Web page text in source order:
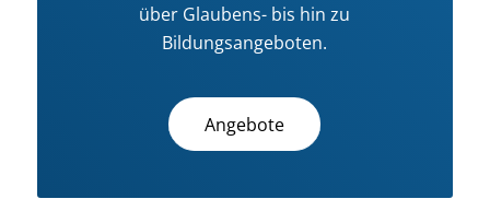
über Glaubens- bis hin zu
Bildungsangeboten.
Angebote